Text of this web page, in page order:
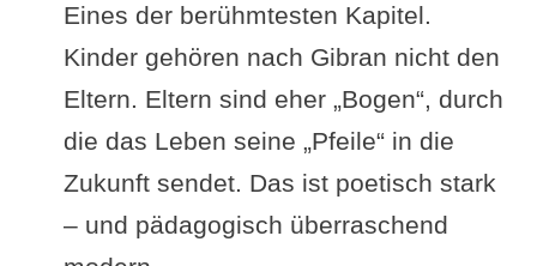
Eines der berühmtesten Kapitel.
Kinder gehören nach Gibran nicht den
Eltern. Eltern sind eher „Bogen“, durch
die das Leben seine „Pfeile“ in die
Zukunft sendet. Das ist poetisch stark
– und pädagogisch überraschend